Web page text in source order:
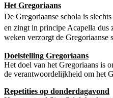
Het Gregoriaans
De Gregoriaanse schola is
en zingt in principe Acapella dus
weken verzorgt de Gregoriaanse
Doelstelling Gregoriaans
Het doel van het Gregoriaans is
de verantwoordelijkheid om het
Repetities op donderdagavond